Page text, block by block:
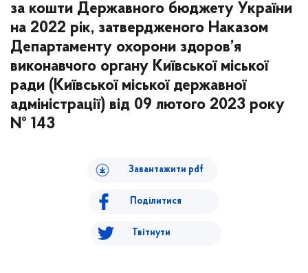
за кошти Державного бюджету України
на 2022 рік, затвердженого Наказом
Департаменту охорони здоров’я
виконавчого органу Київської міської
ради (Київської міської державної
адміністрації) від 09 лютого 2023 року
№ 143
Завантажити pdf
Поділитися
Твітнути